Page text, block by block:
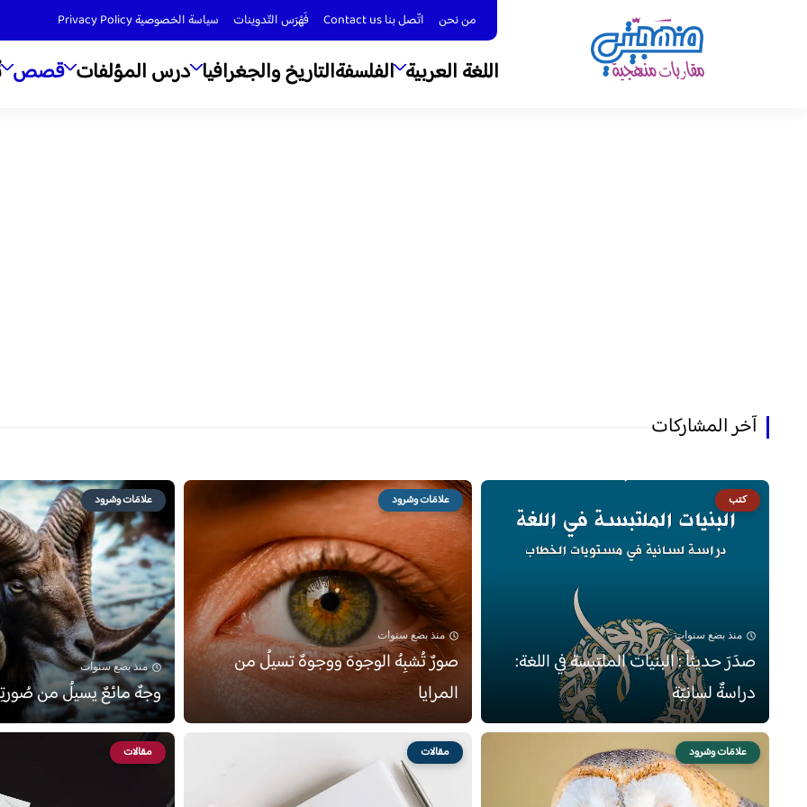
من نحن اتّصل بنا Contact us فَهْرَس التّدوينات سياسة الخصوصية Privacy Policy
اللغة العربية الفلسفةالتاريخ والجغرافيا درس المؤلفات قصص
آخر المشاركات
كتب
منذ بضع سنوات
صدَرَ حديثاً : البنيات الملتبسة في اللغة:
دراسةٌ لسانيّة
علامَات وسُرود
منذ بضع سنوات
صورٌ تُشبِهُ الوجوهَ ووجوهٌ تسيلُ من
المرايا
علامَات وسُرود
منذ بضع سنوات
وجهٌ مائعٌ يسيلُ من
علامَات وسُرود مقالات مقالات